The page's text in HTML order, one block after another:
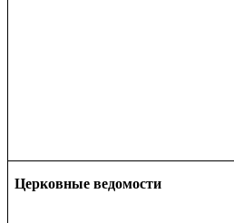
Церковные ведомости